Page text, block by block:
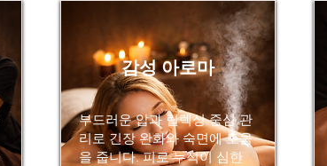
감성 아로마
부드러운 압과 릴렉싱 중심 관
리로 긴장 완화와 숙면에 도움
을 줍니다. 피로 누적이 심한